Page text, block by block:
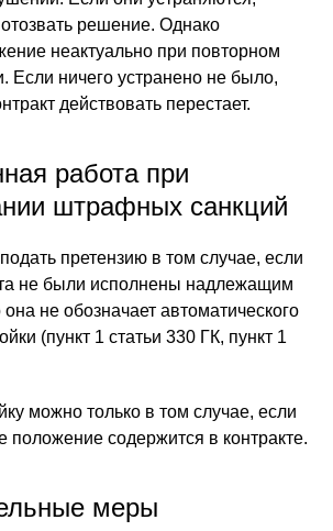
решение. Однако
неактуально при повторном
Если ничего устранено не было,
действовать перестает.
работа при
штрафных санкций
претензию в том случае, если
не были исполнены надлежащим
не обозначает автоматического
(пункт 1 статьи 330 ГК, пункт 1
можно только в том случае, если
положение содержится в контракте.
меры